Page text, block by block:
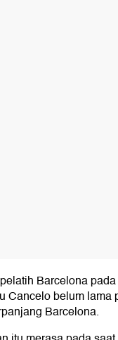
Barcelona
Cancelo belum lama
Barcelona.